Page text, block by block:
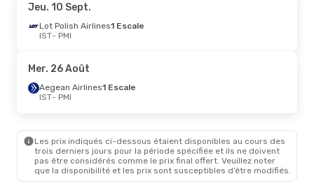
Lun. 24 Août- Dim. 30 Août
Air Serbia1 Escale
PMI- IST
- PMI
Vueling1 Escale
PMI- IST
Jeu. 10 Sept.
Lot Polish Airlines1 Escale
IST- PMI
Mer. 26 Août
Aegean Airlines1 Escale
IST- PMI
Les prix indiqués ci-dessous étaient disponibles au cours des
trois derniers jours pour la période spécifiée et ils ne doivent
pas être considérés comme le prix final offert. Veuillez noter
que la disponibilité et les prix sont susceptibles d’être modifiés.